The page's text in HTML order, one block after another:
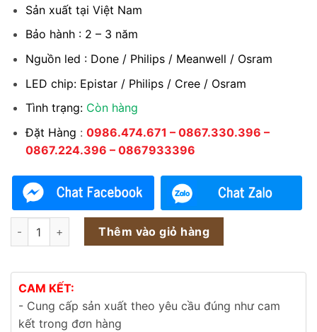
là:
90.000₫.
80.000₫.
Sản xuất tại Việt Nam
Bảo hành : 2 – 3 năm
Nguồn led : Done / Philips / Meanwell / Osram
LED chip: Epistar / Philips / Cree / Osram
Tình trạng: Còn hàng
Đặt Hàng : 0986.474.671 – 0867.330.396 –
0867.224.396 – 0867933396
Chip LED COB 50W kiểu TF CHIP-COB050V-TF32V số lượng
Thêm vào giỏ hàng
CAM KẾT:
- Cung cấp sản xuất theo yêu cầu đúng như cam
kết trong đơn hàng